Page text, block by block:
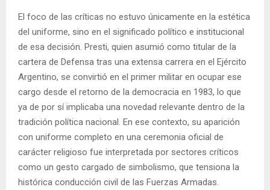
El foco de las críticas no estuvo únicamente en la estética
del uniforme, sino en el significado político e institucional
de esa decisión. Presti, quien asumió como titular de la
cartera de Defensa tras una extensa carrera en el Ejército
Argentino, se convirtió en el primer militar en ocupar ese
cargo desde el retorno de la democracia en 1983, lo que
ya de por sí implicaba una novedad relevante dentro de la
tradición política nacional. En ese contexto, su aparición
con uniforme completo en una ceremonia oficial de
carácter religioso fue interpretada por sectores críticos
como un gesto cargado de simbolismo, que tensiona la
histórica conducción civil de las Fuerzas Armadas.